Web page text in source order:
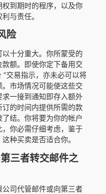
到期时的程序，以及你
与责任。
险
十分重大。你所蒙受的
额。即使你定下备用交
”交易指示，亦未必可以将
市场情况可能使这些交
一接到通知即存入额外
的时间内提供所需的款
结。你将要为你的帐户
你必需仔细考虑，鉴于
种买卖是否适合你。
三者转交邮件之
司代管邮件或向第三者